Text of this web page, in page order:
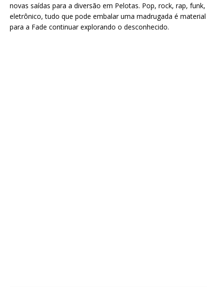
novas saídas para a diversão em Pelotas. Pop, rock, rap, funk,
eletrônico, tudo que pode embalar uma madrugada é material
para a Fade continuar explorando o desconhecido.